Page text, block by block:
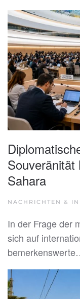
Sahara
NACHRICHTEN &
In der Frage der
sich auf